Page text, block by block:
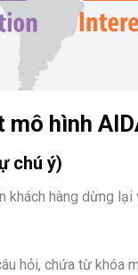
hình
chú ý)
khách hàng dừng
hỏi, chứa từ khóa